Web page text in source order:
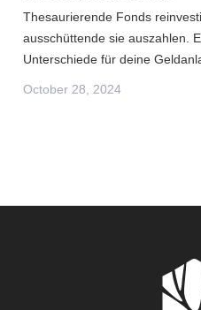
Thesaurierende Fonds
ausschüttende sie auszahlen.
Unterschiede für deine
October 28, 2024